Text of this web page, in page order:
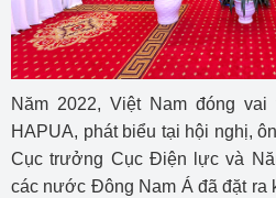
Năm 2022, Việt Nam đóng
HAPUA, phát biểu tại hội nghị,
Cục trưởng Cục Điện lực và
các nước Đông Nam Á đã đặt ra